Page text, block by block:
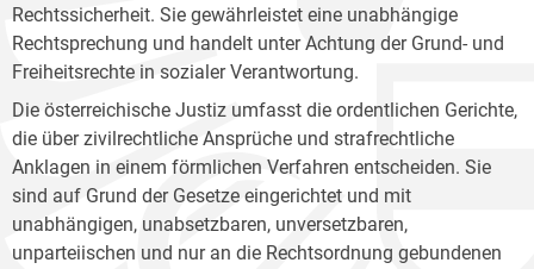
Rechtssicherheit. Sie gewährleistet eine unabhängige
Rechtsprechung und handelt unter Achtung der Grund- und
Freiheitsrechte in sozialer Verantwortung.
Die österreichische Justiz umfasst die ordentlichen Gerichte,
die über zivilrechtliche Ansprüche und strafrechtliche
Anklagen in einem förmlichen Verfahren entscheiden. Sie
sind auf Grund der Gesetze eingerichtet und mit
unabhängigen, unabsetzbaren, unversetzbaren,
unparteiischen und nur an die Rechtsordnung gebundenen